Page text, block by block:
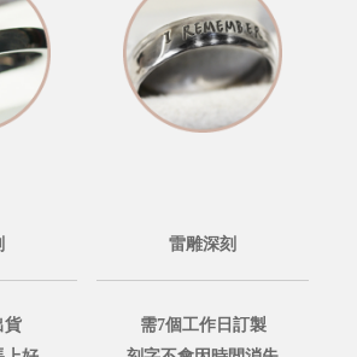
貨
雷雕深刻
需7個工作日訂製